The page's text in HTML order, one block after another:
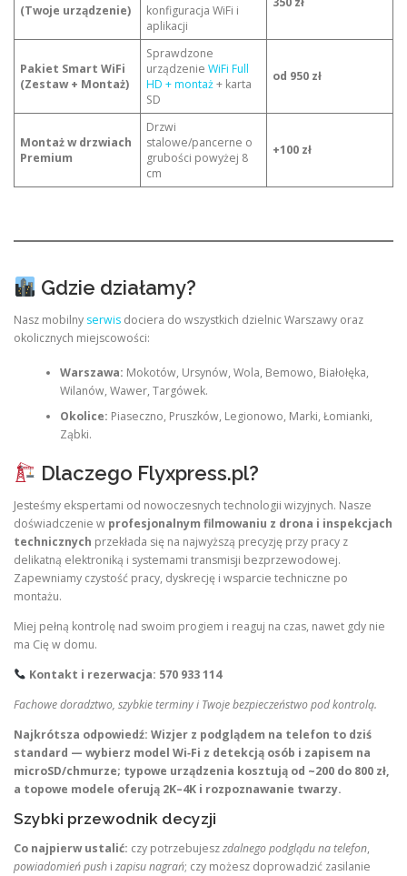
(Twoje urządzenie)
konfiguracja WiFi i
aplikacji
Pakiet Smart WiFi
(Zestaw + Montaż)
Sprawdzone
urządzenieWiFi Full
HD + montaż+ karta
SD
od 950 zł
Montaż w drzwiach
Premium
Drzwi
stalowe/pancerne o
grubości powyżej 8
cm
+100 zł
Gdzie działamy?
Nasz mobilny serwis dociera do wszystkich dzielnic Warszawy oraz
okolicznych miejscowości:
Warszawa: Mokotów, Ursynów, Wola, Bemowo, Białołęka,
Wilanów, Wawer, Targówek.
Okolice: Piaseczno, Pruszków, Legionowo, Marki, Łomianki,
Ząbki.
Dlaczego Flyxpress.pl?
Jesteśmy ekspertami od nowoczesnych technologii wizyjnych. Nasze
doświadczenie w profesjonalnym filmowaniu z drona i inspekcjach
technicznych przekłada się na najwyższą precyzję przy pracy z
delikatną elektroniką i systemami transmisji bezprzewodowej.
Zapewniamy czystość pracy, dyskrecję i wsparcie techniczne po
montażu.
Miej pełną kontrolę nad swoim progiem i reaguj na czas, nawet gdy nie
ma Cię w domu.
Kontakt i rezerwacja: 570 933 114
Fachowe doradztwo, szybkie terminy i Twoje bezpieczeństwo pod kontrolą.
Najkrótsza odpowiedź: Wizjer z podglądem na telefon to dziś
standard — wybierz model Wi‑Fi z detekcją osób i zapisem na
microSD/chmurze; typowe urządzenia kosztują od ~200 do 800 zł,
a topowe modele oferują 2K–4K i rozpoznawanie twarzy.
Szybki przewodnik decyzji
Co najpierw ustalić: czy potrzebujeszzdalnego podglądu na telefon,
powiadomień push i zapisu nagrań; czy możesz doprowadzić zasilanie